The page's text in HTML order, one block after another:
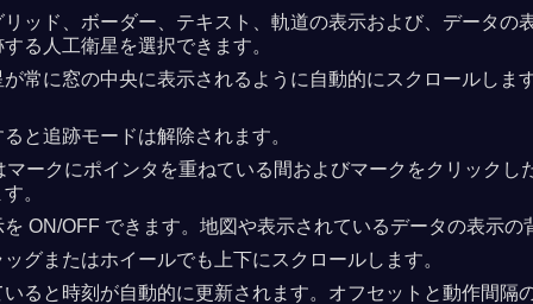
ッド、ボーダー、テキスト、軌道の表示および、データ
る人工衛星を選択できます。
常に窓の中央に表示されるように自動的にスクロールし
と追跡モードは解除されます。
ークにポインタを重ねている間およびマークをクリック
。
ON/OFF できます。地図や表示されているデータの表示
グまたはホイールでも上下にスクロールします。
ると時刻が自動的に更新されます。オフセットと動作間